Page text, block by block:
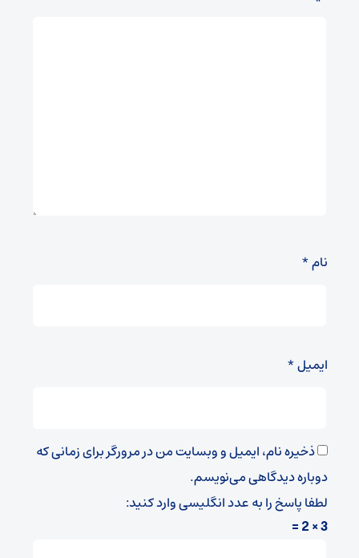
نام*
ایمیل*
ذخیره نام، ایمیل و وبسایت من در مرورگر برای زمانی که
دوباره دیدگاهی می‌نویسم.
لطفا پاسخ را به عدد انگلیسی وارد کنید:
3 × 2 =